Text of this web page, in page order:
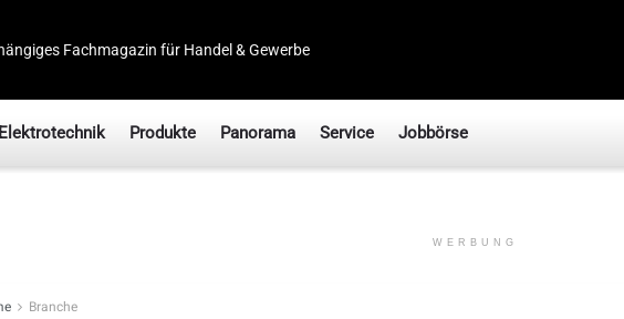
Fachmagazin für Handel & Gewerbe
Elektrotechnik Produkte Panorama Service Jobbörse
WERBUNG
Branche